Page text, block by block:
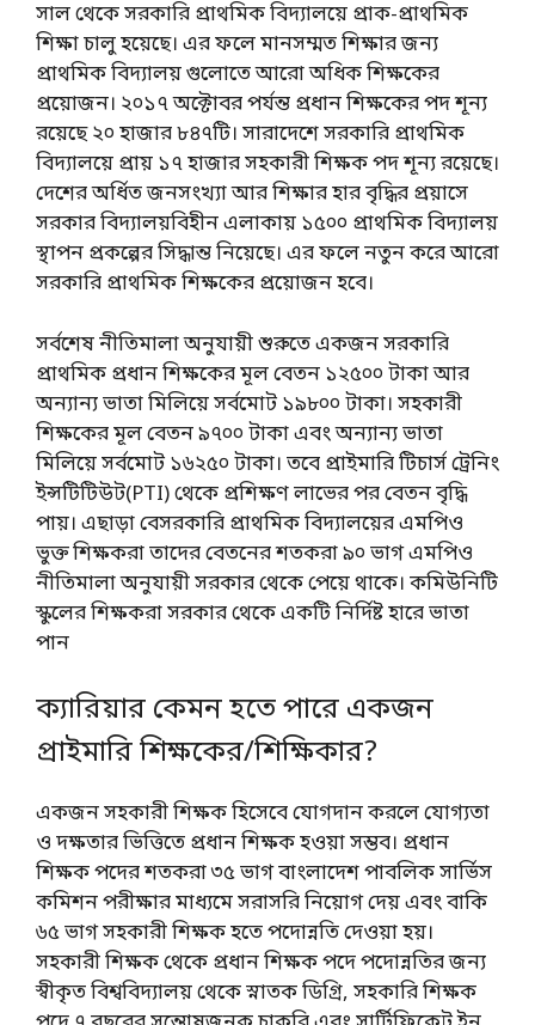
সাল থেকে সরকারি প্রাথমিক বিদ্যালয়ে প্রাক-প্রাথমিক
শিক্ষা চালু হয়েছে। এর ফলে মানসম্মত শিক্ষার জন্য
প্রাথমিক বিদ্যালয় গুলোতে আরো অধিক শিক্ষকের
প্রয়োজন। ২০১৭ অক্টোবর পর্যন্ত প্রধান শিক্ষকের পদ শূন্য
রয়েছে ২০ হাজার ৮৪৭টি। সারাদেশে সরকারি প্রাথমিক
বিদ্যালয়ে প্রায় ১৭ হাজার সহকারী শিক্ষক পদ শূন্য রয়েছে।
দেশের অর্ধিত জনসংখ্যা আর শিক্ষার হার বৃদ্ধির প্রয়াসে
সরকার বিদ্যালয়বিহীন এলাকায় ১৫০০ প্রাথমিক বিদ্যালয়
স্থাপন প্রকল্পের সিদ্ধান্ত নিয়েছে। এর ফলে নতুন করে আরো
সরকারি প্রাথমিক শিক্ষকের প্রয়োজন হবে।
সর্বশেষ নীতিমালা অনুযায়ী শুরুতে একজন সরকারি
প্রাথমিক প্রধান শিক্ষকের মূল বেতন ১২৫০০ টাকা আর
অন্যান্য ভাতা মিলিয়ে সর্বমোট ১৯৮০০ টাকা। সহকারী
শিক্ষকের মূল বেতন ৯৭০০ টাকা এবং অন্যান্য ভাতা
মিলিয়ে সর্বমোট ১৬২৫০ টাকা। তবে প্রাইমারি টিচার্স ট্রেনিং
ইন্সটিটিউট(PTI) থেকে প্রশিক্ষণ লাভের পর বেতন বৃদ্ধি
পায়। এছাড়া বেসরকারি প্রাথমিক বিদ্যালয়ের এমপিও
ভুক্ত শিক্ষকরা তাদের বেতনের শতকরা ৯০ ভাগ এমপিও
নীতিমালা অনুযায়ী সরকার থেকে পেয়ে থাকে। কমিউনিটি
স্কুলের শিক্ষকরা সরকার থেকে একটি নির্দিষ্ট হারে ভাতা
পান
ক্যারিয়ার কেমন হতে পারে একজন
প্রাইমারি শিক্ষকের/শিক্ষিকার?
একজন সহকারী শিক্ষক হিসেবে যোগদান করলে যোগ্যতা
ও দক্ষতার ভিত্তিতে প্রধান শিক্ষক হওয়া সম্ভব। প্রধান
শিক্ষক পদের শতকরা ৩৫ ভাগ বাংলাদেশ পাবলিক সার্ভিস
কমিশন পরীক্ষার মাধ্যমে সরাসরি নিয়োগ দেয় এবং বাকি
৬৫ ভাগ সহকারী শিক্ষক হতে পদোন্নতি দেওয়া হয়।
সহকারী শিক্ষক থেকে প্রধান শিক্ষক পদে পদোন্নতির জন্য
স্বীকৃত বিশ্ববিদ্যালয় থেকে স্নাতক ডিগ্রি, সহকারি শিক্ষক